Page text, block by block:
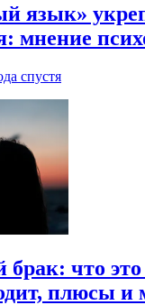
язык»
мнение
спустя
что это
плюсы и